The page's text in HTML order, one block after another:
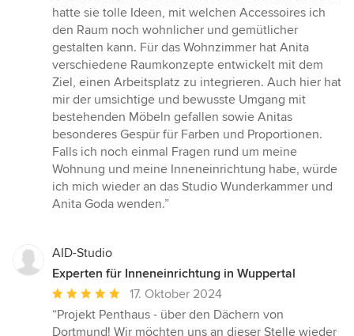
hatte sie tolle Ideen, mit welchen Accessoires ich
den Raum noch wohnlicher und gemütlicher
gestalten kann. Für das Wohnzimmer hat Anita
verschiedene Raumkonzepte entwickelt mit dem
Ziel, einen Arbeitsplatz zu integrieren. Auch hier hat
mir der umsichtige und bewusste Umgang mit
bestehenden Möbeln gefallen sowie Anitas
besonderes Gespür für Farben und Proportionen.
Falls ich noch einmal Fragen rund um meine
Wohnung und meine Inneneinrichtung habe, würde
ich mich wieder an das Studio Wunderkammer und
Anita Goda wenden.”
AID-Studio
Experten für Inneneinrichtung in Wuppertal
Durchschnittliche
Bewertung:
5
17. Oktober 2024
“Projekt Penthaus - über den Dächern von
Dortmund! Wir möchten uns an dieser Stelle wieder